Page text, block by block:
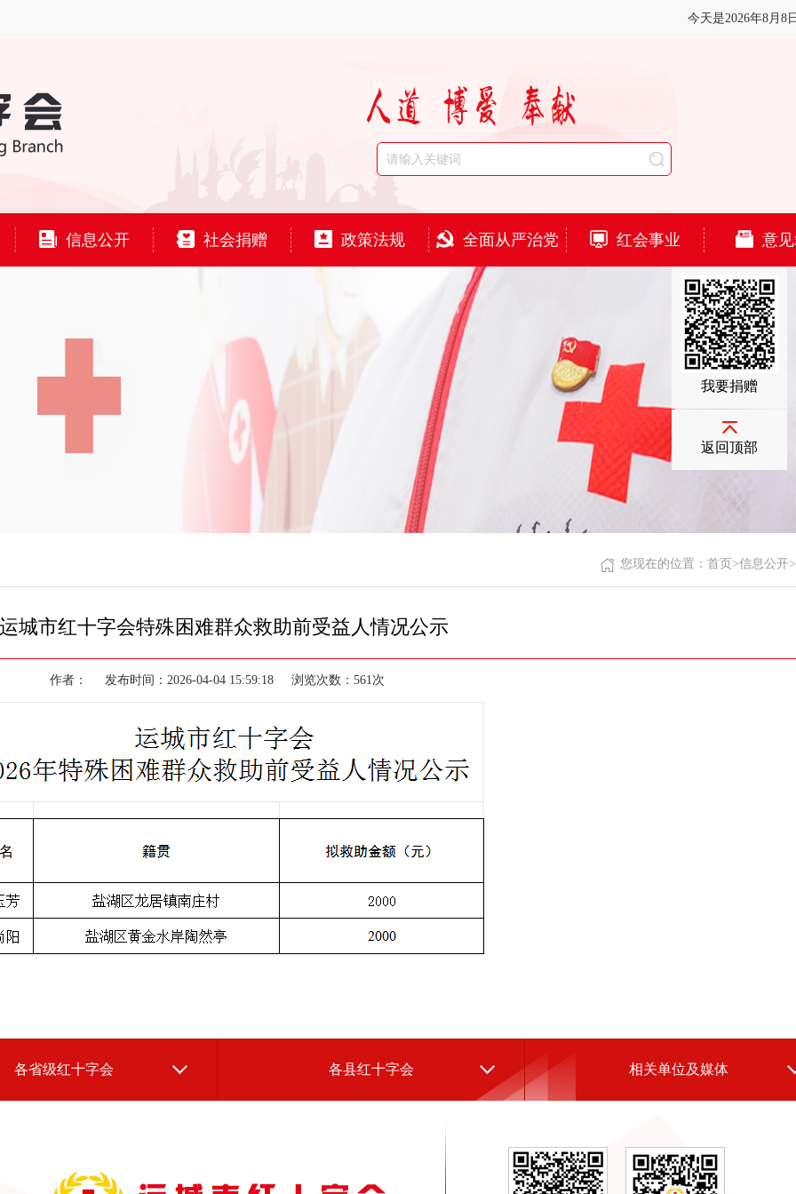
今天是2026年8月8
信息公开 社会捐赠 政策法规 全面从严治党 红会事业 意
您现在的位置： 首页 >信息公开>
运城市红十字会特殊困难群众救助前受益人情况公示
作者： 发布时间：2026-04-04 15:59:18 浏览次数：561次
各省级红十字会 各县红十字会 相关单位及媒体
我要捐赠
返回顶部